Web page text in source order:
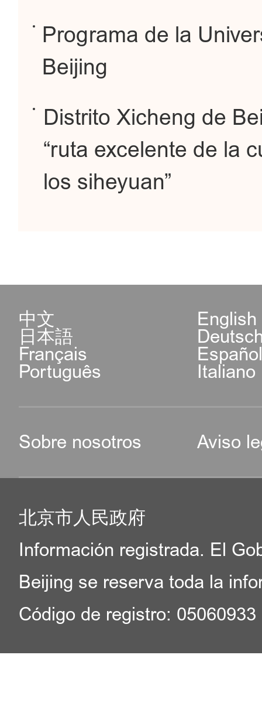
Programa de la
Beijing
Distrito Xicheng de
“ruta excelente de la
los siheyuan”
中文 English
日本語
Français
Português Italiano
Sobre nosotros Aviso
北京市人民政府
Información registrada. El
Beijing se reserva toda la
Código de registro: 05060933